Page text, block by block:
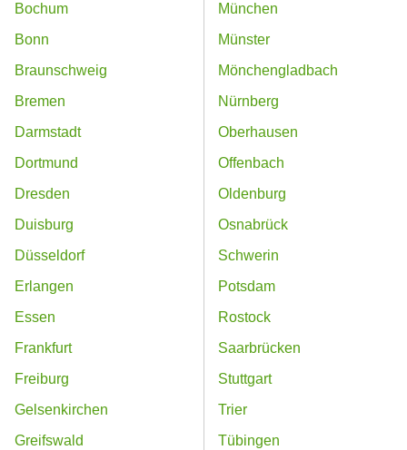
Bochum
Bonn
Braunschweig
Bremen
Darmstadt
Dortmund
Dresden
Duisburg
Düsseldorf
Erlangen
Essen
Frankfurt
Freiburg
Gelsenkirchen
Greifswald
München
Münster
Mönchengladbach
Nürnberg
Oberhausen
Offenbach
Oldenburg
Osnabrück
Schwerin
Potsdam
Rostock
Saarbrücken
Stuttgart
Trier
Tübingen